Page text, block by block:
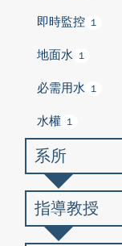
即時監控 1
地面水 1
必需用水 1
水權 1
系所
指導教授